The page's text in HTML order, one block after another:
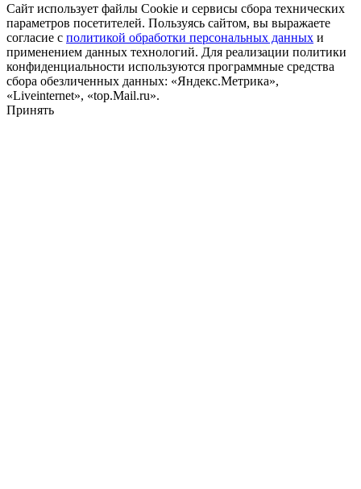
Сайт использует файлы Cookie и сервисы сбора технических
параметров посетителей. Пользуясь сайтом, вы выражаете
согласие с политикой обработки персональных данных и
применением данных технологий. Для реализации политики
конфиденциальности используются программные средства
сбора обезличенных данных: «Яндекс.Метрика»,
«Liveinternet», «top.Mail.ru».
Принять